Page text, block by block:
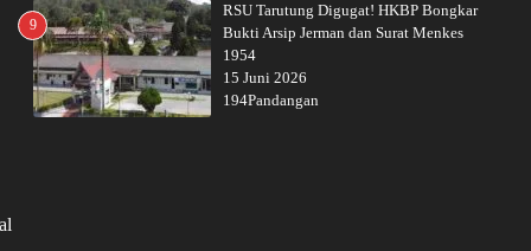
9
RSU Tarutung Digugat! HKBP Bongkar
Bukti Arsip Jerman dan Surat Menkes
1954
15 Juni 2026
194Pandangan